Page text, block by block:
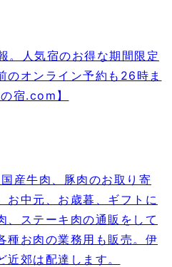
。人気宿のお得な期間限定
のオンライン予約も26時ま
宿.com】
産牛肉、豚肉のお取り寄
お中元、お歳暮、ギフトに
、ステーキ肉の通販をして
種お肉の業務用も販売。伊
郊は配達します。